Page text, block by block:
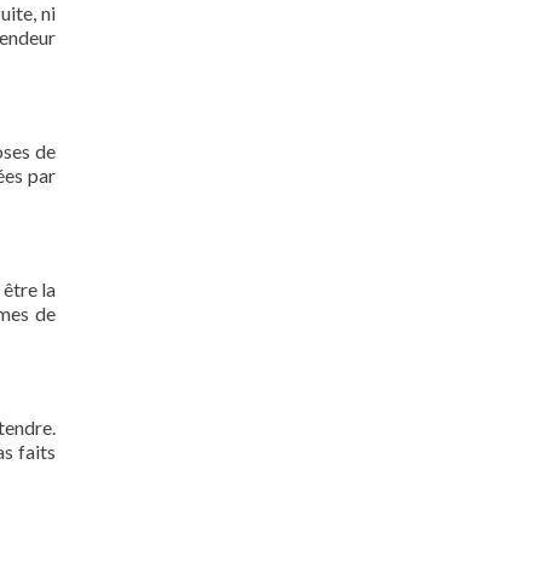
ni
de
par
la
de
faits